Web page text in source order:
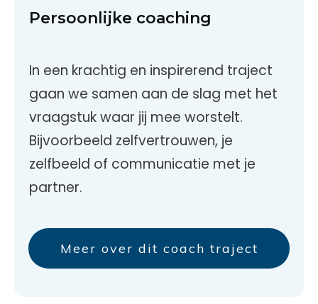
Persoonlijke coaching
In een krachtig en inspirerend traject
gaan we samen aan de slag met het
vraagstuk waar jij mee worstelt.
Bijvoorbeeld zelfvertrouwen, je
zelfbeeld of communicatie met je
partner.
Meer over dit coach traject